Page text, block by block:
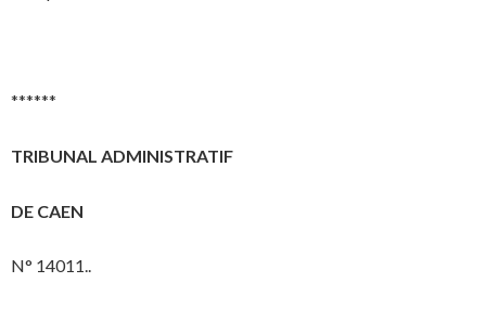
******
TRIBUNAL ADMINISTRATIF
DE CAEN
N° 14011..